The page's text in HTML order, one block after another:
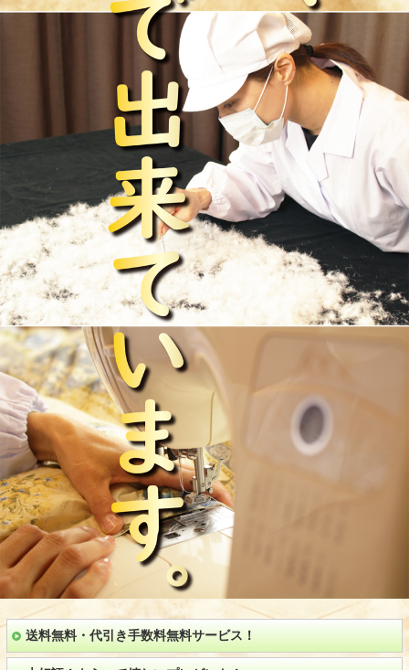
送料無料・代引き手数料無料サービス！